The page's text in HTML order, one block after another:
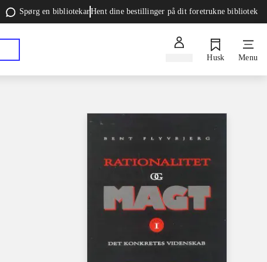
Spørg en bibliotekarHent dine bestillinger på dit foretrukne bibliotek
Husk Menu